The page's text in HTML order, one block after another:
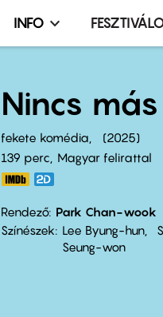
Infó,
terembérlés
menü
INFO
Nincs
fekete komédia
2025
139 perc,
Magyar felirattal
Rendező Park Chan-wook
Színészek
Lee Byung-hun
Seung-won